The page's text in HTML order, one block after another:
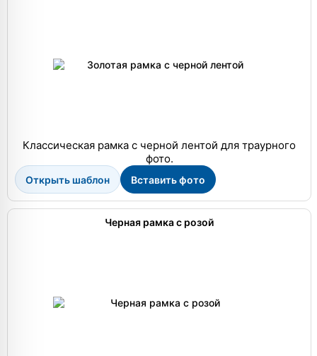
Классическая рамка с черной лентой для траурного
фото.
Открыть шаблон Вставить фото
Черная рамка с розой